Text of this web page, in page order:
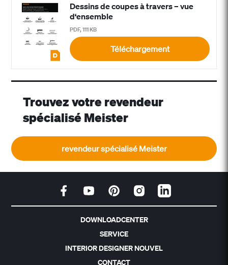
Dessins de coupes à travers – vue
d‘ensemble
PDF, 111 KB
Téléchargement
Trouvez votre revendeur
spécialisé Meister
revendeur spécialisé Meister
DOWNLOADCENTER
SERVICE
INTERIOR DESIGNER NOUVEL
CONTACT